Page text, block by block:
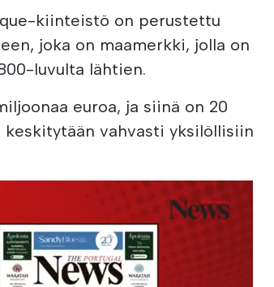
kiinteistö on perustettu
joka on maamerkki, jolla on
luvulta lähtien.
euroa, ja siinä on 20
vahvasti yksilöllisiin